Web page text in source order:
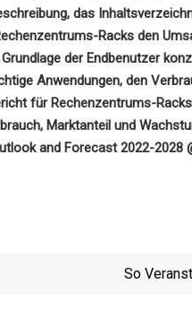
das
Racks den
der Endbenutzer
Anwendungen, den
für Rechenzentrums-
Marktanteil und
and Forecast 2022-2028
So